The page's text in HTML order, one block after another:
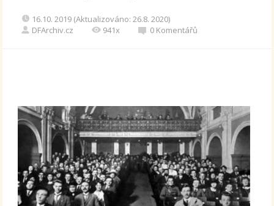
16.10. 2019 (Aktualizováno: 26.8. 2020)
DFArchiv.cz
941x 0 Komentářů